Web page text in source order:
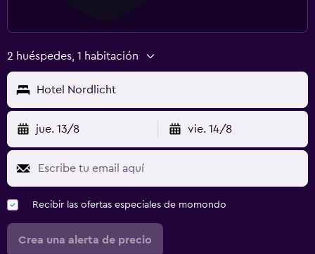
2 huéspedes, 1 habitación
Hotel Nordlicht
jue. 13/8 vie. 14/8
Recibir las ofertas especiales de momondo
Crea una alerta de precio